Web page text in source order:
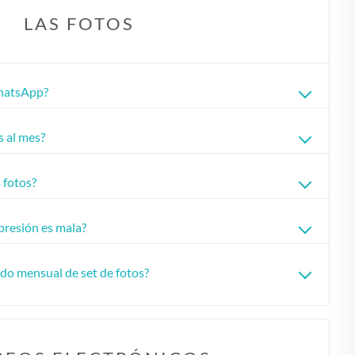
🇧🇪BÉLGICA
🇨🇿CHEQUIA
🇩🇰DINAMARCA
🇪🇸ESPAÑA
LAS FOTOS
al mes?
fotos?
es mala?
mensual de set de fotos?